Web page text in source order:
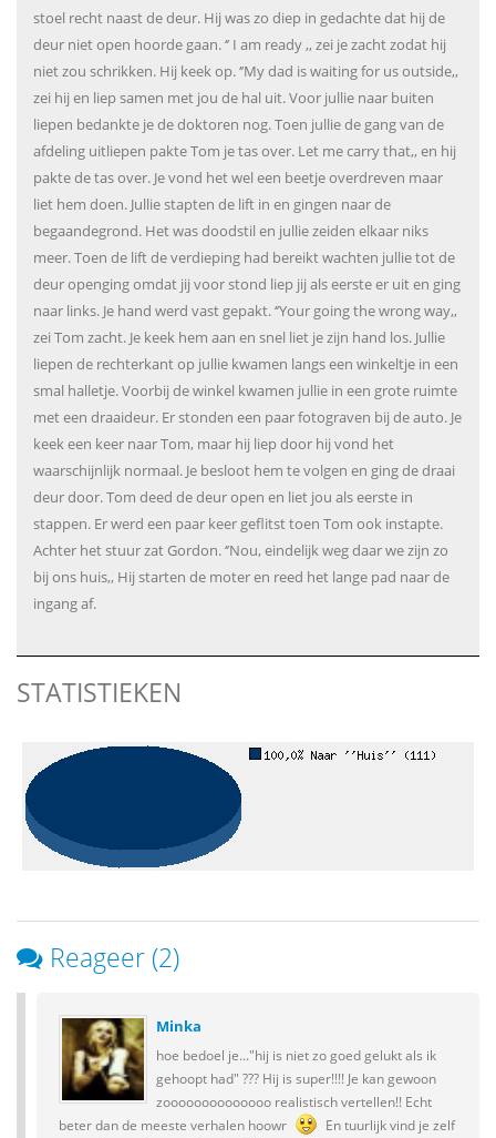
stoel recht naast de deur. Hij was zo diep in gedachte dat hij de
deur niet open hoorde gaan. ‘’ I am ready ,, zei je zacht zodat hij
niet zou schrikken. Hij keek op. ‘’My dad is waiting for us outside,,
zei hij en liep samen met jou de hal uit. Voor jullie naar buiten
liepen bedankte je de doktoren nog. Toen jullie de gang van de
afdeling uitliepen pakte Tom je tas over. Let me carry that,, en hij
pakte de tas over. Je vond het wel een beetje overdreven maar
liet hem doen. Jullie stapten de lift in en gingen naar de
begaandegrond. Het was doodstil en jullie zeiden elkaar niks
meer. Toen de lift de verdieping had bereikt wachten jullie tot de
deur openging omdat jij voor stond liep jij als eerste er uit en ging
naar links. Je hand werd vast gepakt. ‘’Your going the wrong way,,
zei Tom zacht. Je keek hem aan en snel liet je zijn hand los. Jullie
liepen de rechterkant op jullie kwamen langs een winkeltje in een
smal halletje. Voorbij de winkel kwamen jullie in een grote ruimte
met een draaideur. Er stonden een paar fotograven bij de auto. Je
keek een keer naar Tom, maar hij liep door hij vond het
waarschijnlijk normaal. Je besloot hem te volgen en ging de draai
deur door. Tom deed de deur open en liet jou als eerste in
stappen. Er werd een paar keer geflitst toen Tom ook instapte.
Achter het stuur zat Gordon. ‘’Nou, eindelijk weg daar we zijn zo
bij ons huis,, Hij starten de moter en reed het lange pad naar de
ingang af.
STATISTIEKEN
Reageer (2)
Minka
hoe bedoel je..."hij is niet zo goed gelukt als ik
gehoopt had" ??? Hij is super!!!! Je kan gewoon
zoooooooooooooo realistisch vertellen!! Echt
beter dan de meeste verhalen hoowr
En tuurlijk vind je zelf